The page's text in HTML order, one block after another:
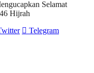
Selamat
Hijrah
Telegram